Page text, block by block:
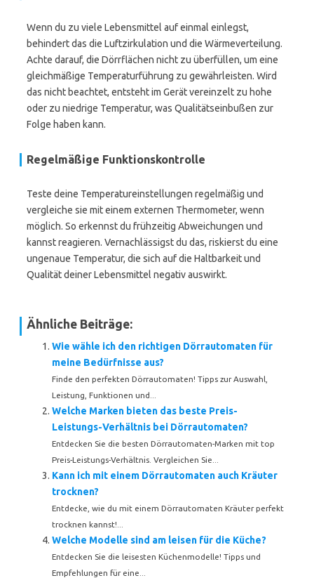
Wenn du zu viele Lebensmittel auf einmal einlegst,
behindert das die Luftzirkulation und die Wärmeverteilung.
Achte darauf, die Dörrflächen nicht zu überfüllen, um eine
gleichmäßige Temperaturführung zu gewährleisten. Wird
das nicht beachtet, entsteht im Gerät vereinzelt zu hohe
oder zu niedrige Temperatur, was Qualitätseinbußen zur
Folge haben kann.
Regelmäßige Funktionskontrolle
Teste deine Temperatureinstellungen regelmäßig und
vergleiche sie mit einem externen Thermometer, wenn
möglich. So erkennst du frühzeitig Abweichungen und
kannst reagieren. Vernachlässigst du das, riskierst du eine
ungenaue Temperatur, die sich auf die Haltbarkeit und
Qualität deiner Lebensmittel negativ auswirkt.
Ähnliche Beiträge:
Wie wähle ich den richtigen Dörrautomaten für
meine Bedürfnisse aus?
Finde den perfekten Dörrautomaten! Tipps zur Auswahl,
Leistung, Funktionen und...
Welche Marken bieten das beste Preis-
Leistungs-Verhältnis bei Dörrautomaten?
Entdecken Sie die besten Dörrautomaten-Marken mit top
Preis-Leistungs-Verhältnis. Vergleichen Sie...
Kann ich mit einem Dörrautomaten auch Kräuter
trocknen?
Entdecke, wie du mit einem Dörrautomaten Kräuter perfekt
trocknen kannst!...
Welche Modelle sind am leisen für die Küche?
Entdecken Sie die leisesten Küchenmodelle! Tipps und
Empfehlungen für eine...